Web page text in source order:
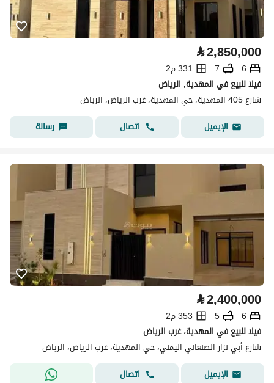
⃁2,850,000
6
7
331 م2
فيلا للبيع في المهدية, الرياض
شارع 405 المهدية، حي المهدية، غرب الرياض، الرياض
الإيميل
اتصال رسالة
⃁2,400,000
6
5
353 م2
فيلا للبيع في المهدية، غرب الرياض
شارع أبي نزار الصنعاني اليمني، حي المهدية، غرب الرياض، الرياض
الإيميل
اتصال